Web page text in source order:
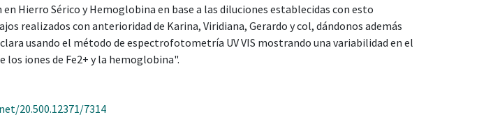
Hierro Sérico y Hemoglobina en base a las diluciones establecidas con esto
realizados con anterioridad de Karina, Viridiana, Gerardo y col, dándonos además
usando el método de espectrofotometría UV VIS mostrando una variabilidad en el
iones de Fe2+ y la hemoglobina".
20.500.12371/7314